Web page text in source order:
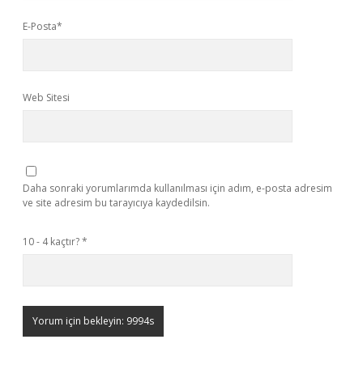
E-Posta*
Web Sitesi
Daha sonraki yorumlarımda kullanılması için adım, e-posta adresim
ve site adresim bu tarayıcıya kaydedilsin.
10 - 4 kaçtır?*